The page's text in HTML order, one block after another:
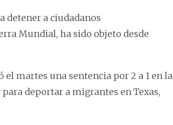
detener a ciudadanos
Mundial, ha sido objeto desde
martes una sentencia por 2 a 1 en la
deportar a migrantes en Texas,